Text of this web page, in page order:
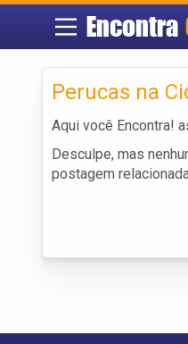
Encontra
Perucas na
Aqui você Encontra!
Desculpe, mas
postagem